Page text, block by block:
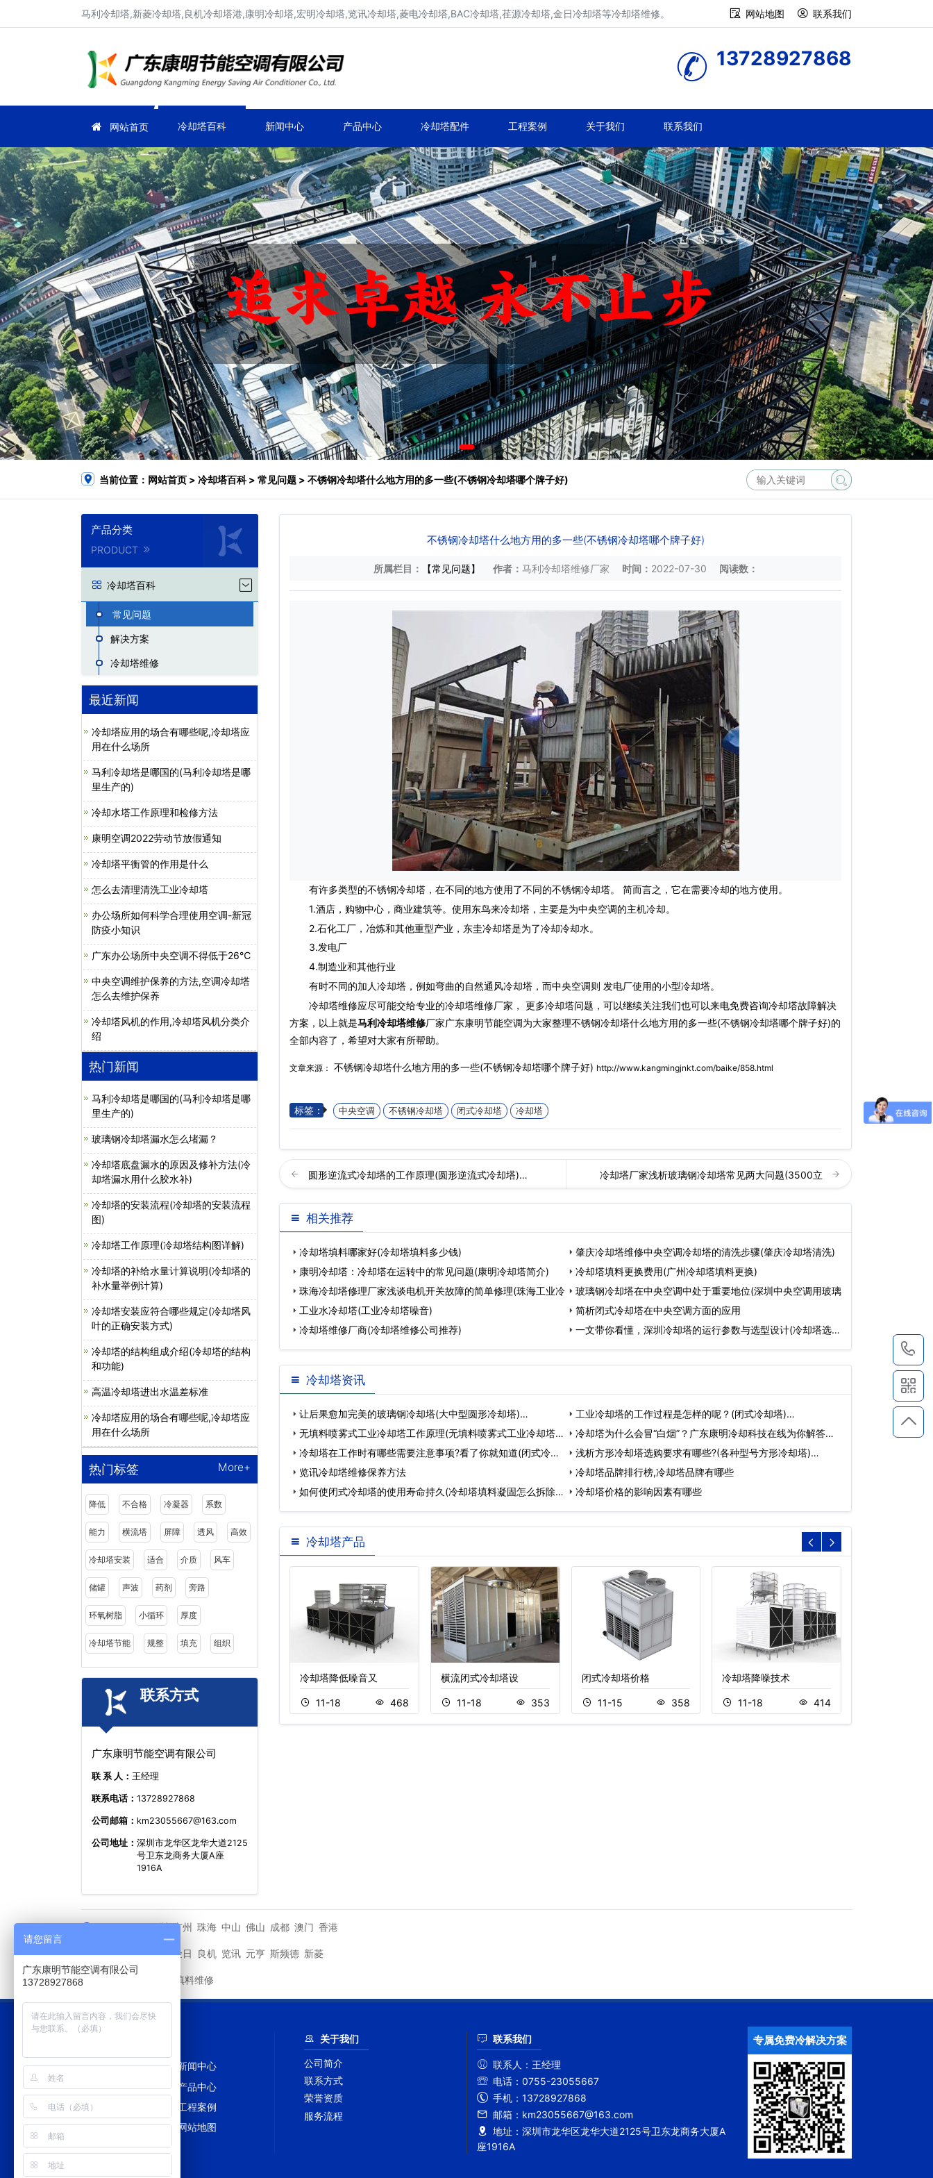
马利冷却塔,新菱冷却塔,良机冷却塔港,康明冷却塔,宏明冷却塔,览讯冷却塔,菱电冷却塔,BAC冷却塔,荏源冷却塔,金日冷却塔等冷却塔维修。 网站地图 联系我们
13728927868
网站首页 冷却塔百科 新闻中心 产品中心 冷却塔配件 工程案例 关于我们 联系我们
当前位置： 网站首页 > 冷却塔百科> 常见问题 > 不锈钢冷却塔什么地方用的多一些(不锈钢冷却塔哪个牌子好)
产品分类
PRODUCT
冷却塔百科
常见问题
解决方案
冷却塔维修
最近新闻
冷却塔应用的场合有哪些呢,冷却塔应
用在什么场所
马利冷却塔是哪国的(马利冷却塔是哪
里生产的)
冷却水塔工作原理和检修方法
康明空调2022劳动节放假通知
冷却塔平衡管的作用是什么
怎么去清理清洗工业冷却塔
办公场所如何科学合理使用空调-新冠
防疫小知识
广东办公场所中央空调不得低于26℃
中央空调维护保养的方法,空调冷却塔
怎么去维护保养
冷却塔风机的作用,冷却塔风机分类介
绍
热门新闻
马利冷却塔是哪国的(马利冷却塔是哪
里生产的)
玻璃钢冷却塔漏水怎么堵漏？
冷却塔底盘漏水的原因及修补方法(冷
却塔漏水用什么胶水补)
冷却塔的安装流程(冷却塔的安装流程
图)
冷却塔工作原理(冷却塔结构图详解)
冷却塔的补给水量计算说明(冷却塔的
补水量举例计算)
冷却塔安装应符合哪些规定(冷却塔风
叶的正确安装方式)
冷却塔的结构组成介绍(冷却塔的结构
和功能)
高温冷却塔进出水温差标准
冷却塔应用的场合有哪些呢,冷却塔应
用在什么场所
热门标签 More+
降低 不合格 冷凝器 系数
能力 横流塔 屏障 透风 高效
冷却塔安装 适合 介质 风车
储罐 声波 药剂 旁路
环氧树脂 小循环 厚度
冷却塔节能 规整 填充 组织
联系方式
广东康明节能空调有限公司
联 系 人： 王经理
联系电话： 13728927868
公司邮箱： km23055667@163.com
公司地址： 深圳市龙华区龙华大道2125
号卫东龙商务大厦A座
1916A
不锈钢冷却塔什么地方用的多一些(不锈钢冷却塔哪个牌子好)
所属栏目： 【常见问题】 作者： 马利冷却塔维修厂家 时间： 2022-07-30 阅读数：
有许多类型的不锈钢冷却塔，在不同的地方使用了不同的不锈钢冷却塔。 简而言之，它在需要冷却的地方使用。
1.酒店，购物中心，商业建筑等。使用东鸟来冷却塔，主要是为中央空调的主机冷却。
2.石化工厂，冶炼和其他重型产业，东圭冷却塔是为了冷却冷却水。
3.发电厂
4.制造业和其他行业
有时不同的加人冷却塔，例如弯曲的自然通风冷却塔，而中央空调则 发电厂使用的小型冷却塔。
冷却塔维修应尽可能交给专业的冷却塔维修厂家， 更多冷却塔问题，可以继续关注我们也可以来电免费咨询冷却塔故障解决
方案，以上就是马利冷却塔维修厂家广东康明节能空调为大家整理不锈钢冷却塔什么地方用的多一些(不锈钢冷却塔哪个牌子好)的
全部内容了，希望对大家有所帮助。
文章来源： 不锈钢冷却塔什么地方用的多一些(不锈钢冷却塔哪个牌子好) http://www.kangmingjnkt.com/baike/858.html
标签： 中央空调 不锈钢冷却塔 闭式冷却塔 冷却塔
圆形逆流式冷却塔的工作原理(圆形逆流式冷却塔)… 冷却塔厂家浅析玻璃钢冷却塔常见两大问题(3500立
相关推荐
冷却塔填料哪家好(冷却塔填料多少钱)
肇庆冷却塔维修中央空调冷却塔的清洗步骤(肇庆冷却塔清洗)
康明冷却塔：冷却塔在运转中的常见问题(康明冷却塔简介)
冷却塔填料更换费用(广州冷却塔填料更换)
珠海冷却塔修理厂家浅谈电机开关故障的简单修理(珠海工业冷
玻璃钢冷却塔在中央空调中处于重要地位(深圳中央空调用玻璃
工业水冷却塔(工业冷却塔噪音)
简析闭式冷却塔在中央空调方面的应用
冷却塔维修厂商(冷却塔维修公司推荐)
一文带你看懂，深圳冷却塔的运行参数与选型设计(冷却塔选型
怎
冷却塔资讯
让后果愈加完美的玻璃钢冷却塔(大中型圆形冷却塔)…
工业冷却塔的工作过程是怎样的呢？(闭式冷却塔)…
无填料喷雾式工业冷却塔工作原理(无填料喷雾式工业冷却塔
工…
冷却塔为什么会冒“白烟”？广东康明冷却科技在线为你解答。
(…
冷却塔在工作时有哪些需要注意事项?看了你就知道(闭式冷
却…
浅析方形冷却塔选购要求有哪些?(各种型号方形冷却塔)…
览讯冷却塔维修保养方法
冷却塔品牌排行榜,冷却塔品牌有哪些
如何使闭式冷却塔的使用寿命持久(冷却塔填料凝固怎么拆除)
…
冷却塔价格的影响因素有哪些
冷却塔产品
开式横流冷却塔
535
横流开放式冷却塔
11-18
冷却塔降低噪音又
11-18 468
横流闭式冷却塔设
11-18 353
闭式冷却塔价格
11-15 358
冷却塔降噪技术
11-18 414
深圳 广州 珠海 中山 佛山 成都 澳门 香港
其他品牌 马利 金日 良机 览讯 元亨 斯频德 新菱
冷却塔填料维修
网站首页
新闻中心
冷却塔百科
产品中心
冷却塔配件
工程案例
冷却塔TAGS
网站地图
关于我们
公司简介
联系方式
荣誉资质
服务流程
联系我们
联系人： 王经理
电话： 0755-23055667
手机： 13728927868
邮箱： km23055667@163.com
地址： 深圳市龙华区龙华大道2125号卫东龙商务大厦A
座1916A
专属免费冷解决方案
请您留言
广东康明节能空调有限公司
13728927868